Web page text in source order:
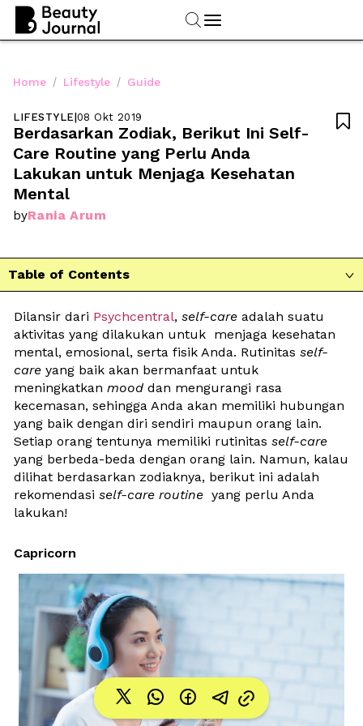
Home / Lifestyle / Guide
LIFESTYLE|08 Okt 2019
Berdasarkan Zodiak, Berikut Ini Self-
Care Routine yang Perlu Anda
Lakukan untuk Menjaga Kesehatan
Mental
byRania Arum

Table of Contents 
Dilansir dari Psychcentral, self-care adalah suatu
aktivitas yang dilakukan untuk  menjaga kesehatan
mental, emosional, serta fisik Anda. Rutinitas self-
care yang baik akan bermanfaat untuk
meningkatkan mood dan mengurangi rasa
kecemasan, sehingga Anda akan memiliki hubungan
yang baik dengan diri sendiri maupun orang lain.
Setiap orang tentunya memiliki rutinitas self-care
yang berbeda-beda dengan orang lain. Namun, kalau
dilihat berdasarkan zodiaknya, berikut ini adalah
rekomendasi self-care routine yang perlu Anda
lakukan!
Capricorn